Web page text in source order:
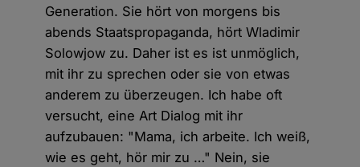
Generation. Sie hört von morgens bis
abends Staatspropaganda, hört Wladimir
Solowjow zu. Daher ist es ist unmöglich,
mit ihr zu sprechen oder sie von etwas
anderem zu überzeugen. Ich habe oft
versucht, eine Art Dialog mit ihr
aufzubauen: "Mama, ich arbeite. Ich weiß,
wie es geht, hör mir zu …" Nein, sie